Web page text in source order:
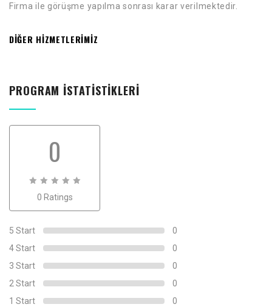
Firma ile görüşme yapılma sonrası karar verilmektedir.
DİĞER HIZMETLERIMIZ
PROGRAM İSTATISTIKLERI
0
out
0
0 Ratings
5 Start
0
4 Start
0
3 Start
0
2 Start
0
1 Start
0